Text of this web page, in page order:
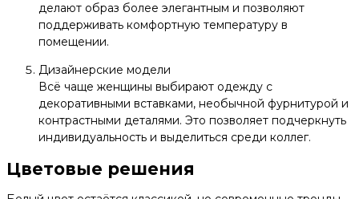
делают образ более элегантным и позволяют
поддерживать комфортную температуру в
помещении.
Дизайнерские модели
Всё чаще женщины выбирают одежду с
декоративными вставками, необычной фурнитурой и
контрастными деталями. Это позволяет подчеркнуть
индивидуальность и выделиться среди коллег.
Цветовые решения